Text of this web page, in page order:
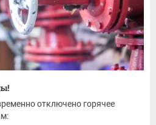
отключено горячее